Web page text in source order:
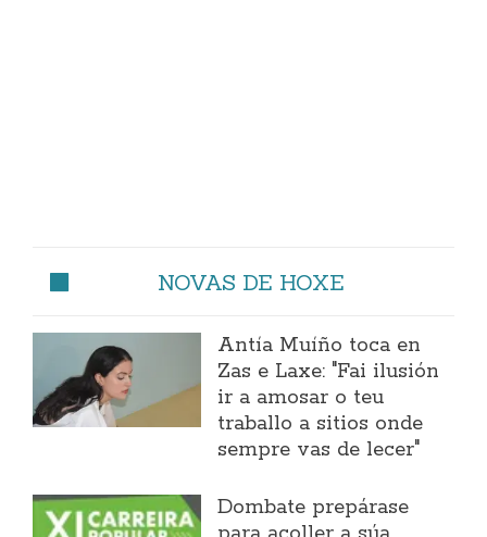
NOVAS DE HOXE
Antía Muíño toca en
Zas e Laxe: "Fai ilusión
ir a amosar o teu
traballo a sitios onde
sempre vas de lecer"
Dombate prepárase